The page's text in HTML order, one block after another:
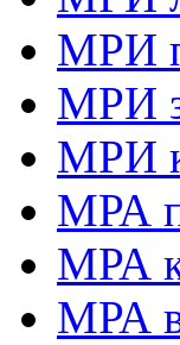
МРИ
МРИ
МРИ
МРА
МРА
МРА